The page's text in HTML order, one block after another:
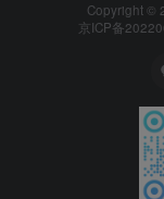
Copyright ©
京ICP备